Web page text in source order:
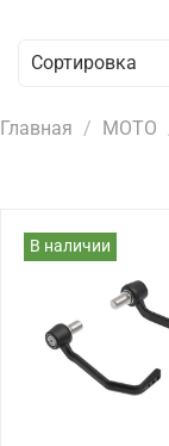
Главная МОТО
В наличии